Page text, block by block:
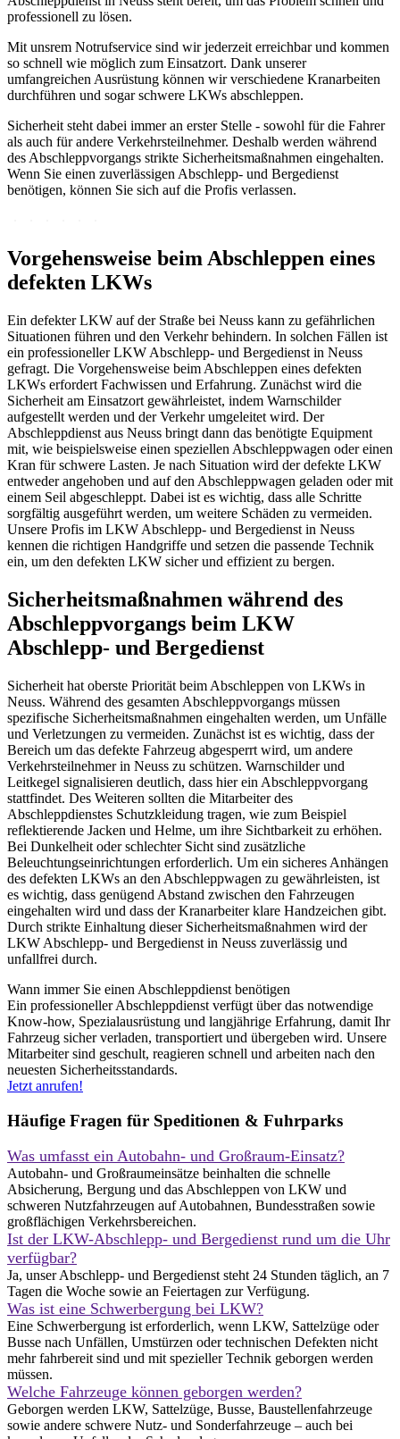
professionell zu lösen.
Mit unsrem Notrufservice sind wir jederzeit erreichbar und kommen
so schnell wie möglich zum Einsatzort. Dank unserer
umfangreichen Ausrüstung können wir verschiedene Kranarbeiten
durchführen und sogar schwere LKWs abschleppen.
Sicherheit steht dabei immer an erster Stelle - sowohl für die Fahrer
als auch für andere Verkehrsteilnehmer. Deshalb werden während
des Abschleppvorgangs strikte Sicherheitsmaßnahmen eingehalten.
Wenn Sie einen zuverlässigen Abschlepp- und Bergedienst
benötigen, können Sie sich auf die Profis verlassen.
Vorgehensweise beim Abschleppen eines
defekten LKWs
Ein defekter LKW auf der Straße bei Neuss kann zu gefährlichen
Situationen führen und den Verkehr behindern. In solchen Fällen ist
ein professioneller LKW Abschlepp- und Bergedienst in Neuss
gefragt. Die Vorgehensweise beim Abschleppen eines defekten
LKWs erfordert Fachwissen und Erfahrung. Zunächst wird die
Sicherheit am Einsatzort gewährleistet, indem Warnschilder
aufgestellt werden und der Verkehr umgeleitet wird. Der
Abschleppdienst aus Neuss bringt dann das benötigte Equipment
mit, wie beispielsweise einen speziellen Abschleppwagen oder einen
Kran für schwere Lasten. Je nach Situation wird der defekte LKW
entweder angehoben und auf den Abschleppwagen geladen oder mit
einem Seil abgeschleppt. Dabei ist es wichtig, dass alle Schritte
sorgfältig ausgeführt werden, um weitere Schäden zu vermeiden.
Unsere Profis im LKW Abschlepp- und Bergedienst in Neuss
kennen die richtigen Handgriffe und setzen die passende Technik
ein, um den defekten LKW sicher und effizient zu bergen.
Sicherheitsmaßnahmen während des
Abschleppvorgangs beim LKW
Abschlepp- und Bergedienst
Sicherheit hat oberste Priorität beim Abschleppen von LKWs in
Neuss. Während des gesamten Abschleppvorgangs müssen
spezifische Sicherheitsmaßnahmen eingehalten werden, um Unfälle
und Verletzungen zu vermeiden. Zunächst ist es wichtig, dass der
Bereich um das defekte Fahrzeug abgesperrt wird, um andere
Verkehrsteilnehmer in Neuss zu schützen. Warnschilder und
Leitkegel signalisieren deutlich, dass hier ein Abschleppvorgang
stattfindet. Des Weiteren sollten die Mitarbeiter des
Abschleppdienstes Schutzkleidung tragen, wie zum Beispiel
reflektierende Jacken und Helme, um ihre Sichtbarkeit zu erhöhen.
Bei Dunkelheit oder schlechter Sicht sind zusätzliche
Beleuchtungseinrichtungen erforderlich. Um ein sicheres Anhängen
des defekten LKWs an den Abschleppwagen zu gewährleisten, ist
es wichtig, dass genügend Abstand zwischen den Fahrzeugen
eingehalten wird und dass der Kranarbeiter klare Handzeichen gibt.
Durch strikte Einhaltung dieser Sicherheitsmaßnahmen wird der
LKW Abschlepp- und Bergedienst in Neuss zuverlässig und
unfallfrei durch.
Wann immer Sie einen Abschleppdienst benötigen
Ein professioneller Abschleppdienst verfügt über das notwendige
Know-how, Spezialausrüstung und langjährige Erfahrung, damit Ihr
Fahrzeug sicher verladen, transportiert und übergeben wird. Unsere
Mitarbeiter sind geschult, reagieren schnell und arbeiten nach den
neuesten Sicherheitsstandards.
Jetzt anrufen!
Häufige Fragen für Speditionen & Fuhrparks
Was umfasst ein Autobahn- und Großraum-Einsatz?
Autobahn- und Großraumeinsätze beinhalten die schnelle
Absicherung, Bergung und das Abschleppen von LKW und
schweren Nutzfahrzeugen auf Autobahnen, Bundesstraßen sowie
großflächigen Verkehrsbereichen.
Ist der LKW-Abschlepp- und Bergedienst rund um die Uhr
verfügbar?
Ja, unser Abschlepp- und Bergedienst steht 24 Stunden täglich, an 7
Tagen die Woche sowie an Feiertagen zur Verfügung.
Was ist eine Schwerbergung bei LKW?
Eine Schwerbergung ist erforderlich, wenn LKW, Sattelzüge oder
Busse nach Unfällen, Umstürzen oder technischen Defekten nicht
mehr fahrbereit sind und mit spezieller Technik geborgen werden
müssen.
Welche Fahrzeuge können geborgen werden?
Geborgen werden LKW, Sattelzüge, Busse, Baustellenfahrzeuge
sowie andere schwere Nutz- und Sonderfahrzeuge – auch bei